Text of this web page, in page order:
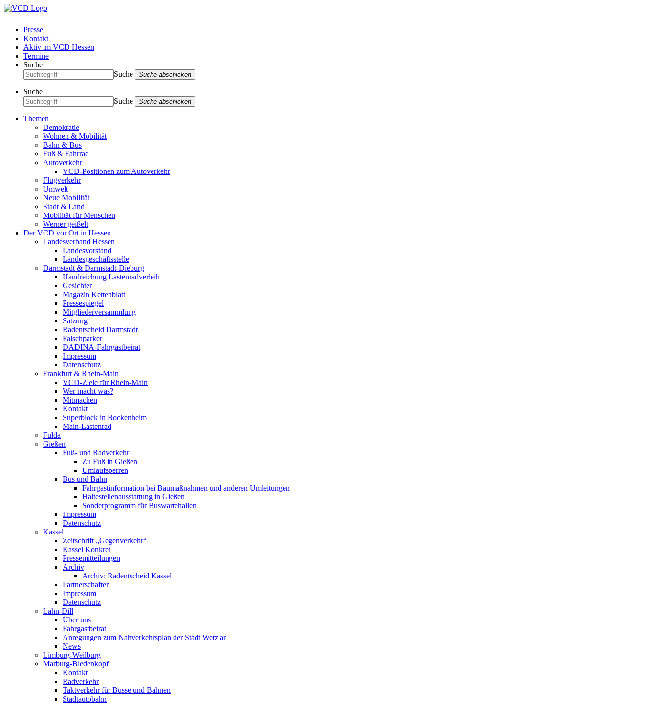
Presse
Kontakt
Aktiv im VCD Hessen
Termine
Suche
Suche
Suche abschicken
Suche
Suche
Suche abschicken
Themen
Demokratie
Wohnen & Mobilität
Bahn & Bus
Fuß & Fahrrad
Autoverkehr
VCD-Positionen zum Autoverkehr
Flugverkehr
Umwelt
Neue Mobilität
Stadt & Land
Mobilität für Menschen
Werner geißelt
Der VCD vor Ort in Hessen
Landesverband Hessen
Landesvorstand
Landesgeschäftsstelle
Darmstadt & Darmstadt-Dieburg
Handreichung Lastenradverleih
Gesichter
Magazin Kettenblatt
Pressespiegel
Mitgliederversammlung
Satzung
Radentscheid Darmstadt
Falschparker
DADINA-Fahrgastbeirat
Impressum
Datenschutz
Frankfurt & Rhein-Main
VCD-Ziele für Rhein-Main
Wer macht was?
Mitmachen
Kontakt
Superblock in Bockenheim
Main-Lastenrad
Fulda
Gießen
Fuß- und Radverkehr
Zu Fuß in Gießen
Umlaufsperren
Bus und Bahn
Fahrgastinformation bei Baumaßnahmen und anderen Umleitungen
Haltestellenausstattung in Gießen
Sonderprogramm für Buswartehallen
Impressum
Datenschutz
Kassel
Zeitschrift „Gegenverkehr“
Kassel Konkret
Pressemitteilungen
Archiv
Archiv: Radentscheid Kassel
Partnerschaften
Impressum
Datenschutz
Lahn-Dill
Über uns
Fahrgastbeirat
Anregungen zum Nahverkehrsplan der Stadt Wetzlar
News
Limburg-Weilburg
Marburg-Biedenkopf
Kontakt
Radverkehr
Taktverkehr für Busse und Bahnen
Stadtautobahn